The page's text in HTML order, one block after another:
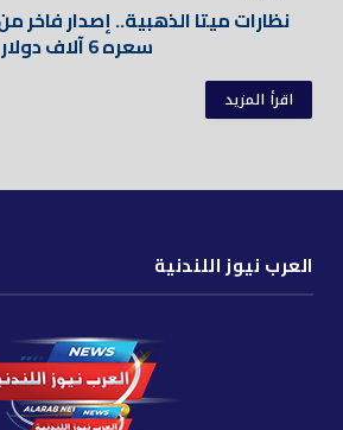
سعره 6 آلاف دولار
اقرأ المزيد
العرب نيوز اللندنية